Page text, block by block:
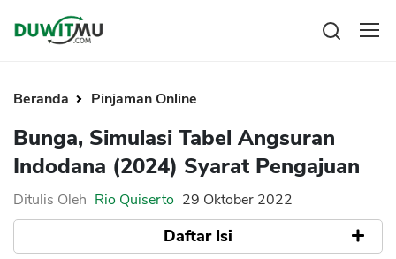
Saham
Bitcoin
Investasi
Pengeluaran
Asuransi
Rencana Keuangan
Mengelola keuangan
Kartu Kredit
KPR
KTA
Pinjaman Online
Pinjaman
Beranda Pinjaman Online
Bunga, Simulasi Tabel Angsuran
Indodana (2024) Syarat Pengajuan
Ditulis Oleh Rio Quiserto 29 Oktober 2022
Daftar Isi